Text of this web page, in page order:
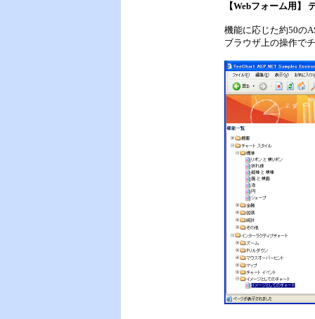
【Webフォーム用 】
機能に応じた約50の
ブラウザ上の操作で